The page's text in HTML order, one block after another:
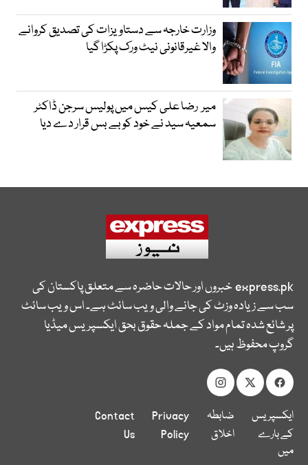
وزارت خارجہ سے دستاویزات کی تصدیق کروانے
والا غیرقانونی نیٹ ورک پکڑا گیا
میر رضا علی کیس میں پولیس سرجن ڈاکٹر
سمعیہ سید نے خود کو بے بس قرار دے دیا
express.pkخبروں اور حالات حاضرہ سے متعلق پاکستان کی
سب سے زیادہ وزٹ کی جانے والی ویب سائٹ ہے۔ اس ویب سائٹ
پر شائع شدہ تمام مواد کے جملہ حقوق بحق ایکسپریس میڈیا
گروپ محفوظ ہیں۔
ایکسپریس
کے بارے
میں
ضابطہ
اخلاق
Privacy
Policy
Contact
Us